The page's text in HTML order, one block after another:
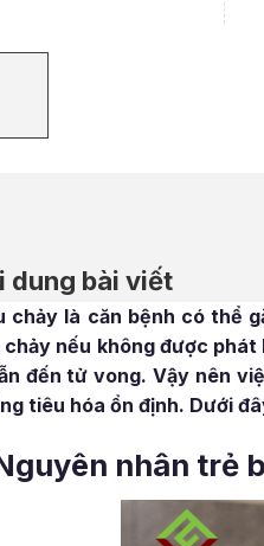
dung bài viết
chảy là căn bệnh có thể
nếu không được
đến tử vong. Vậy nên
tiêu hóa ổn định. Dưới
nhân trẻ